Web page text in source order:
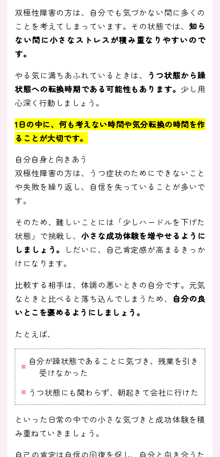
双極性障害の方は、自分でも気づかない間に多くの
ことを考えてしまっています。その状態では、 知ら
ない間に小さなストレスが積み重なりやすいので
す。
やる気に満ちあふれているときは、
うつ状態から躁
状態への転換時期である可能性もあります。 少し用
心深く行動しましょう。
1日の中に、何も考えない時間や気分転換の時間を作
ることが大切です。
自分自身と向きあう
双極性障害の方は、うつ症状のためにできないこと
や失敗を繰り返し、自信を失っていることが多いで
す。
そのため、難しいことには「少しハードルを下げた
状態」で挑戦し、小さな成功体験を増やせるように
しましょう。
しだいに、自己肯定感が高まるきっか
けになります。
比較する相手は、体調の悪いときの自分です。元気
なときと比べると落ち込んでしまうため、 自分の良
いとこを褒めるようにしましょう。
たとえば、
自分が躁状態であることに気づき、残業を引き
受けなかった
うつ状態にも関わらず、朝起きて会社に行けた
といった日常の中での小さな気づきと成功体験を積
み重ねていきましょう。
自己の肯定は自信の回復を促し、自分と向き合うた